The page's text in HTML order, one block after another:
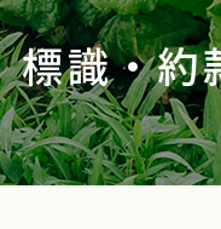
標識・約